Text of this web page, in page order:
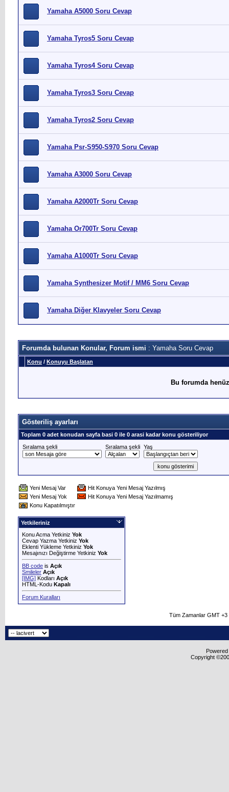
Yamaha A5000 Soru Cevap
Yamaha Tyros5 Soru Cevap
Yamaha Tyros4 Soru Cevap
Yamaha Tyros3 Soru Cevap
Yamaha Tyros2 Soru Cevap
Yamaha Psr-S950-S970 Soru Cevap
Yamaha A3000 Soru Cevap
Yamaha A2000Tr Soru Cevap
Yamaha Or700Tr Soru Cevap
Yamaha A1000Tr Soru Cevap
Yamaha Synthesizer Motif / MM6 Soru Cevap
Yamaha Diğer Klavyeler Soru Cevap
Forumda bulunan Konular, Forum ismi : Yamaha Soru Cevap
Konu / Konuyu Başlatan
Bu forumda
Gösteriliş ayarları
Toplam 0 adet konudan sayfa basi 0 ile 0 arasi kadar konu gösteriliyor
Sıralama şekli
Sıralama şekli Yaş
Yeni Mesaj Var
Hit Konuya Yeni Mesaj Yazılmış
Yeni Mesaj Yok
Hit Konuya Yeni Mesaj Yazılmamış
Konu Kapatılmıştır
Yetkileriniz
Konu Acma Yetkiniz Yok
Cevap Yazma Yetkiniz Yok
Eklenti Yükleme Yetkiniz Yok
Mesajınızı Değiştirme Yetkiniz Yok
BB code is Açık
Smileler Açık
[IMG] Kodları Açık
HTML-Kodu Kapalı
Forum Kuralları
Tüm Zamanlar GMT
Copyright